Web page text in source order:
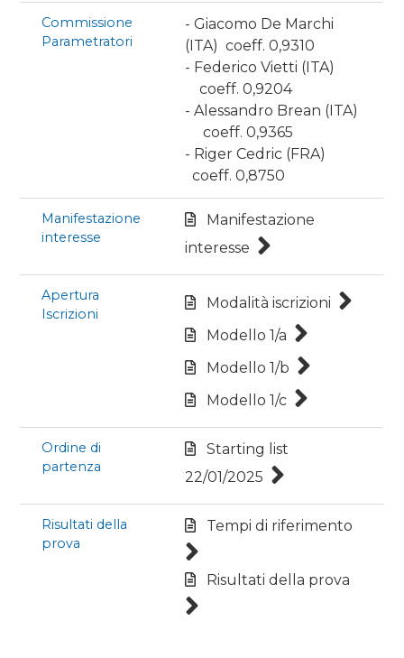
Commissione
Parametratori
- Giacomo De Marchi
(ITA) coeff. 0,9310
- Federico Vietti (ITA)
coeff. 0,9204
- Alessandro Brean (ITA)
coeff. 0,9365
- Riger Cedric (FRA)
coeff. 0,8750
Manifestazione
interesse
Manifestazione
interesse
Apertura
Iscrizioni
Modalità iscrizioni
Modello 1/a
Modello 1/b
Modello 1/c
Ordine di
partenza
Starting list
22/01/2025
Risultati della
prova
Tempi di riferimento
Risultati della prova